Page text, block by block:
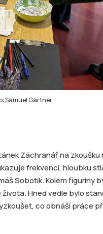
Samuel Gärtner
Záchranář na
frekvenci, hloubku
Sobotík. Kolem figuríny
Hned vedle bylo
co obnáší práce